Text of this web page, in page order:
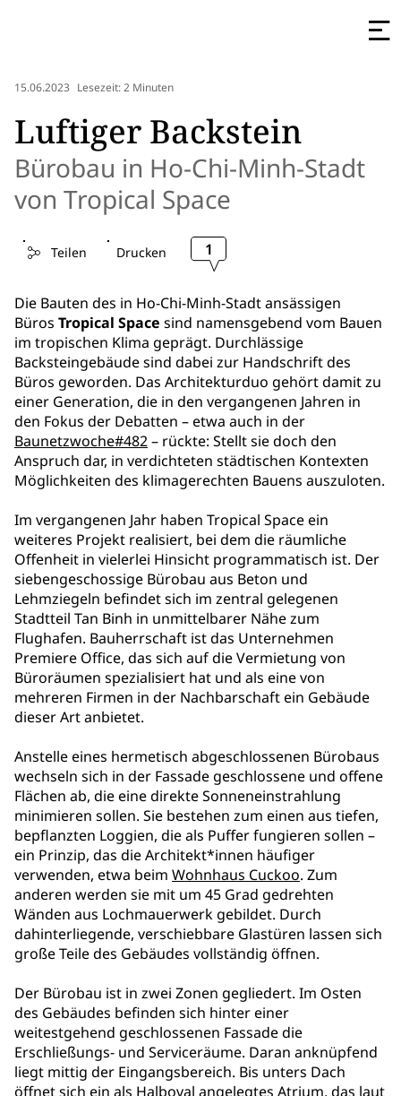
15.06.2023 Lesezeit: 2 Minuten
Luftiger Backstein
Bürobau in Ho-Chi-Minh-Stadt
von Tropical Space
Teilen Drucken 1
Die Bauten des in Ho-Chi-Minh-Stadt ansässigen
Büros Tropical Space sind namensgebend vom Bauen
im tropischen Klima geprägt. Durchlässige
Backsteingebäude sind dabei zur Handschrift des
Büros geworden. Das Architekturduo gehört damit zu
einer Generation, die in den vergangenen Jahren in
den Fokus der Debatten – etwa auch in der
Baunetzwoche#482– rückte: Stellt sie doch den
Anspruch dar, in verdichteten städtischen Kontexten
Möglichkeiten des klimagerechten Bauens auszuloten.
Im vergangenen Jahr haben Tropical Space ein
weiteres Projekt realisiert, bei dem die räumliche
Offenheit in vielerlei Hinsicht programmatisch ist. Der
siebengeschossige Bürobau aus Beton und
Lehmziegeln befindet sich im zentral gelegenen
Stadtteil Tan Binh in unmittelbarer Nähe zum
Flughafen. Bauherrschaft ist das Unternehmen
Premiere Office, das sich auf die Vermietung von
Büroräumen spezialisiert hat und als eine von
mehreren Firmen in der Nachbarschaft ein Gebäude
dieser Art anbietet.
Anstelle eines hermetisch abgeschlossenen Bürobaus
wechseln sich in der Fassade geschlossene und offene
Flächen ab, die eine direkte Sonneneinstrahlung
minimieren sollen. Sie bestehen zum einen aus tiefen,
bepflanzten Loggien, die als Puffer fungieren sollen –
ein Prinzip, das die Architekt*innen häufiger
verwenden, etwa beim Wohnhaus Cuckoo. Zum
anderen werden sie mit um 45 Grad gedrehten
Wänden aus Lochmauerwerk gebildet. Durch
dahinterliegende, verschiebbare Glastüren lassen sich
große Teile des Gebäudes vollständig öffnen.
Der Bürobau ist in zwei Zonen gegliedert. Im Osten
des Gebäudes befinden sich hinter einer
weitestgehend geschlossenen Fassade die
Erschließungs- und Serviceräume. Daran anknüpfend
liegt mittig der Eingangsbereich. Bis unters Dach
öffnet sich ein als Halboval angelegtes Atrium, das laut